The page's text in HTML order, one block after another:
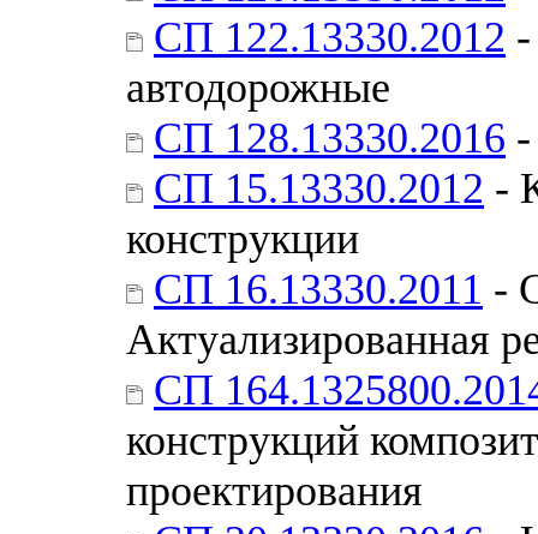
СП 122.13330.2012
автодорожные
СП 128.13330.2016
СП 15.13330.2012 -
конструкции
СП 16.13330.2011 -
Актуализированная
СП
конструкций
проектирования